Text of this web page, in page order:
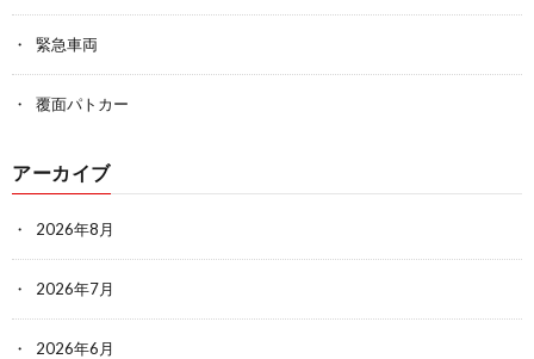
緊急車両
覆面パトカー
アーカイブ
2026年8月
2026年7月
2026年6月